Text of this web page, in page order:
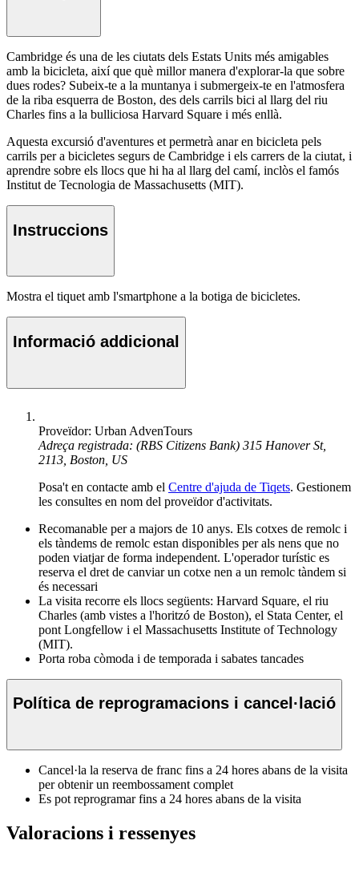
Cambridge és una de les ciutats dels Estats Units més amigables
amb la bicicleta, així que què millor manera d'explorar-la que sobre
dues rodes? Subeix-te a la muntanya i submergeix-te en l'atmosfera
de la riba esquerra de Boston, des dels carrils bici al llarg del riu
Charles fins a la bulliciosa Harvard Square i més enllà.
Aquesta excursió d'aventures et permetrà anar en bicicleta pels
carrils per a bicicletes segurs de Cambridge i els carrers de la ciutat, i
aprendre sobre els llocs que hi ha al llarg del camí, inclòs el famós
Institut de Tecnologia de Massachusetts (MIT).
Instruccions
Mostra el tiquet amb l'smartphone a la botiga de bicicletes.
Informació addicional
Proveïdor: Urban AdvenTours
Adreça registrada: (RBS Citizens Bank) 315 Hanover St,
2113, Boston, US
Posa't en contacte amb el Centre d'ajuda de Tiqets. Gestionem
les consultes en nom del proveïdor d'activitats.
Recomanable per a majors de 10 anys. Els cotxes de remolc i
els tàndems de remolc estan disponibles per als nens que no
poden viatjar de forma independent. L'operador turístic es
reserva el dret de canviar un cotxe nen a un remolc tàndem si
és necessari
La visita recorre els llocs següents: Harvard Square, el riu
Charles (amb vistes a l'horitzó de Boston), el Stata Center, el
pont Longfellow i el Massachusetts Institute of Technology
(MIT).
Porta roba còmoda i de temporada i sabates tancades
Política de reprogramacions i cancel·lació
Cancel·la la reserva de franc fins a 24 hores abans de la visita
per obtenir un reembossament complet
Es pot reprogramar fins a 24 hores abans de la visita
Valoracions i ressenyes